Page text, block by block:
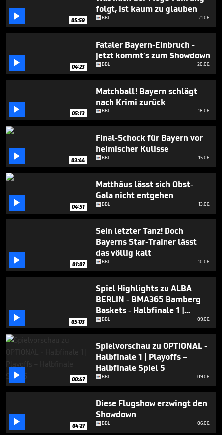
minutes,
seconds
 05:59
folgt, ist kaum zu glauben
BBL 21.06.
 04:23
Fataler Bayern-Einbruch -
jetzt kommt's zum Showdown
BBL 20.06.
 05:13
Matchball! Bayern schlägt
nach Krimi zurück
BBL 18.06.
 03:44
Final-Schock für Bayern vor
heimischer Kulisse
BBL 15.06.
 04:51
Matthäus lässt sich Obst-
Gala nicht entgehen
BBL 13.06.
 01:07
Sein letzter Tanz! Doch
Bayerns Star-Trainer lässt
das völlig kalt
BBL 10.06.
 05:03
Spiel Highlights zu ALBA
BERLIN - BMA365 Bamberg
Baskets - Halbfinale 1 |
Playoffs – Halbfinale Spiel 5
BBL 09.06.
 00:47
Spielvorschau zu OPTIONAL -
Halbfinale 1 | Playoffs –
Halbfinale Spiel 5
BBL 09.06.
 04:27
Diese Flugshow erzwingt den
Showdown
BBL 06.06.